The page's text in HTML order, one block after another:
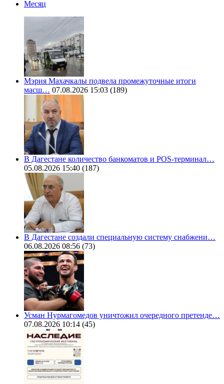
Месяц
Мэрия Махачкалы подвела промежуточные итоги
масш… 07.08.2026 15:03 (189)
В Дагестане количество банкоматов и POS-терминал…
05.08.2026 15:40 (187)
В Дагестане создали специальную систему снабжени…
06.08.2026 08:56 (73)
Усман Нурмагомедов уничтожил очередного претенде…
07.08.2026 10:14 (45)